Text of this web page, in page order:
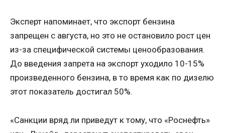
Эксперт напоминает, что экспорт бензина
запрещен с августа, но это не остановило рост цен
из-за специфической системы ценообразования.
До введения запрета на экспорт уходило 10-15%
произведенного бензина, в то время как по дизелю
этот показатель достигал 50%.
«Санкции вряд ли приведут к тому, что «Роснефть»